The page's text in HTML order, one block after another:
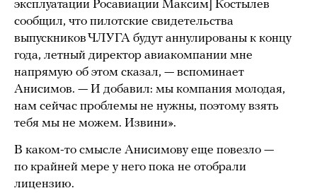
эксплуатации Росавиации Максим] Костылев
сообщил, что пилотские свидетельства
выпускников ЧЛУГА будут аннулированы к концу
года, летный директор авиакомпании мне
напрямую об этом сказал, — вспоминает
Анисимов. — И добавил: мы компания молодая,
нам сейчас проблемы не нужны, поэтому взять
тебя мы не можем. Извини».
В каком-то смысле Анисимову еще повезло —
по крайней мере у него пока не отобрали
лицензию.